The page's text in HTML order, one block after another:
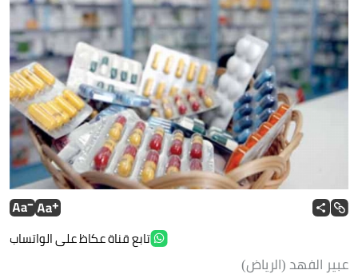
تابع قناة عكاظ على الواتساب
عبير الفهد (الرياض)